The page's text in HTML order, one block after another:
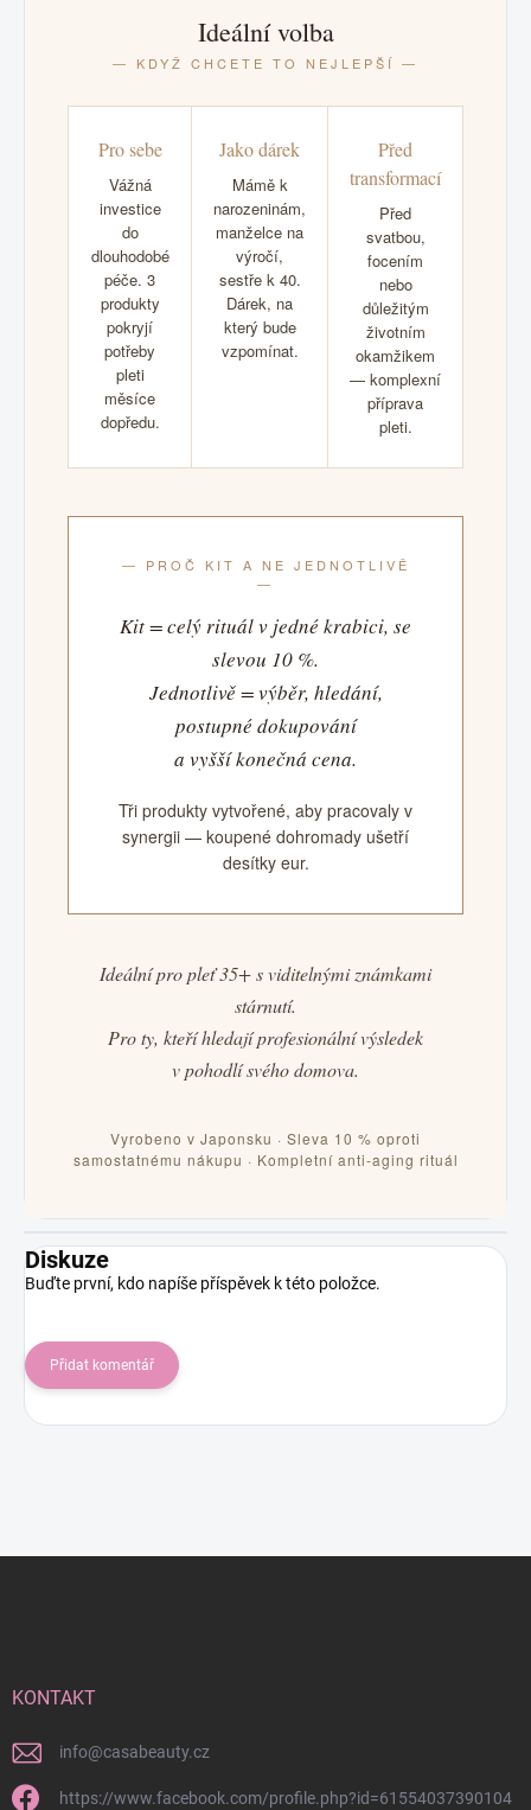
Ideální volba
— KDYŽ CHCETE TO NEJLEPŠÍ —
Pro sebe
Vážná
investice
do
dlouhodobé
péče. 3
produkty
pokryjí
potřeby
pleti
měsíce
dopředu.
Jako dárek
Mámě k
narozeninám,
manželce na
výročí,
sestře k 40.
Dárek, na
který bude
vzpomínat.
Před
transformací
Před
svatbou,
focením
nebo
důležitým
životním
okamžikem
— komplexní
příprava
pleti.
— PROČ KIT A NE JEDNOTLIVĚ
—
Kit = celý rituál v jedné krabici, se
slevou 10 %.
Jednotlivě = výběr, hledání,
postupné dokupování
a vyšší konečná cena.
Tři produkty vytvořené, aby pracovaly v
synergii — koupené dohromady ušetří
desítky eur.
Ideální pro pleť 35+ s viditelnými známkami
stárnutí.
Pro ty, kteří hledají profesionální výsledek
v pohodlí svého domova.
Vyrobeno v Japonsku · Sleva 10 % oproti
samostatnému nákupu · Kompletní anti-aging rituál
Diskuze
Buďte první, kdo napíše příspěvek k této položce.
Přidat komentář
KONTAKT
info@casabeauty.cz
https://www.facebook.com/profile.php?id=61554037390104